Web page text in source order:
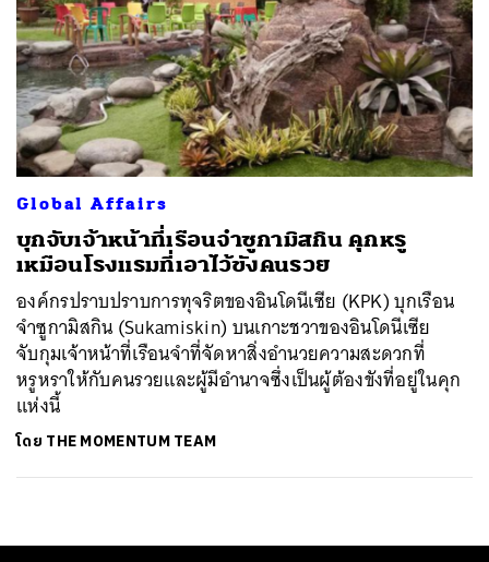
Global Affairs
บุกจับเจ้าหน้าที่เรือนจำซูกามิสกิน คุกหรู
เหมือนโรงแรมที่เอาไว้ขังคนรวย
องค์กรปราบปราบการทุจริตของอินโดนีเซีย (KPK) บุกเรือน
จำซูกามิสกิน (Sukamiskin) บนเกาะชวาของอินโดนีเซีย
จับกุมเจ้าหน้าที่เรือนจำที่จัดหาสิ่งอำนวยความสะดวกที่
หรูหราให้กับคนรวยและผู้มีอำนาจซึ่งเป็นผู้ต้องขังที่อยู่ในคุก
แห่งนี้
โดย THE MOMENTUM TEAM